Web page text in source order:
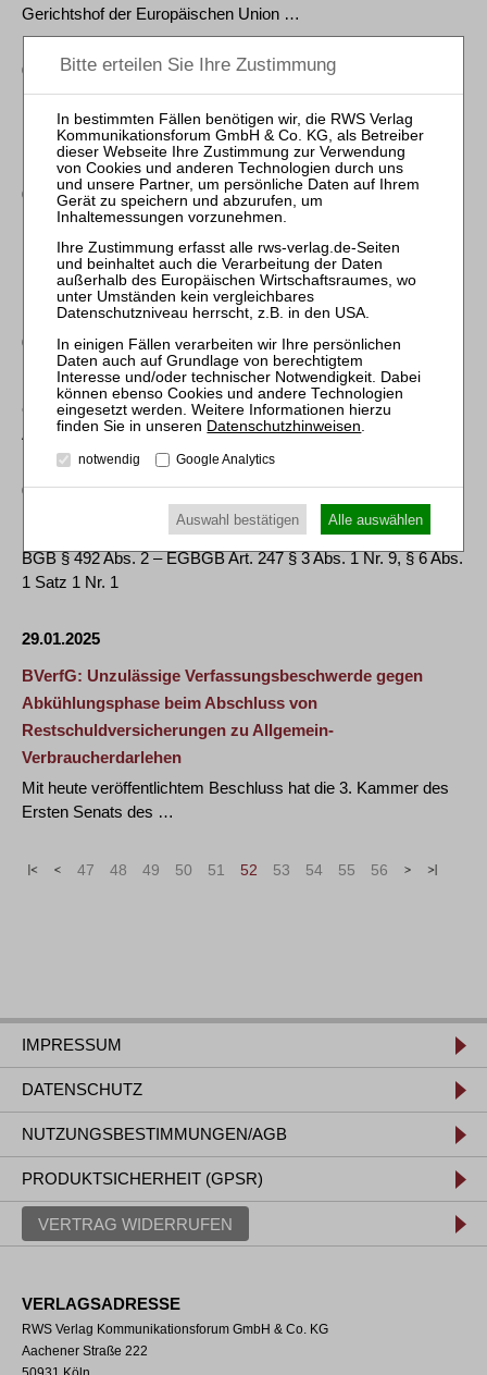
Gerichtshof der Europäischen Union …
04.02.2025
rechtliches Gehör – GG Art. 103 Abs. 1; ZPO § 544 Abs. 9
04.02.2025
BGH, Urteil vom 22. Oktober 2024 - VI ZR 39/24
FernstrÜG § 10 Abs. 2; GG Art. 143e – § 10 Abs. 2 FernstrÜG
ist dahingehend auszulegen, …
04.02.2025
BGH, Urteil vom 19. November 2024 - VI ZR 87/24
GG Art. 1 Abs. 1, Art. 2 Abs. 1, Art. 5 Abs. 1; BGB § 823 Abs. 1
Ah, § 1004 Abs. 1 Satz 2; KUG …
04.02.2025
BGH, Urteil vom 17. Dezember 2024 - XI ZR 314/21
BGB § 492 Abs. 2 – EGBGB Art. 247 § 3 Abs. 1 Nr. 9, § 6 Abs.
1 Satz 1 Nr. 1
29.01.2025
BVerfG: Unzulässige Verfassungsbeschwerde gegen
Abkühlungsphase beim Abschluss von
Restschuldversicherungen zu Allgemein-
Verbraucherdarlehen
Mit heute veröffentlichtem Beschluss hat die 3. Kammer des
Ersten Senats des …
« < 47 48 49 50 51 52 53 54 55 56 > »
IMPRESSUM
DATENSCHUTZ
NUTZUNGSBESTIMMUNGEN/AGB
PRODUKTSICHERHEIT (GPSR)
VERTRAG WIDERRUFEN
VERLAGSADRESSE
RWS Verlag Kommunikationsforum GmbH & Co. KG
Aachener Straße 222
Datenschutzhinweisen
notwendig Google Analytics
Auswahl bestätigen Alle auswählen